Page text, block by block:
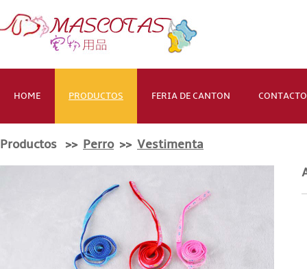
HOME PRODUCTOS FERIA DE CANTON CONTACTO
Productos >> Perro>> Vestimenta